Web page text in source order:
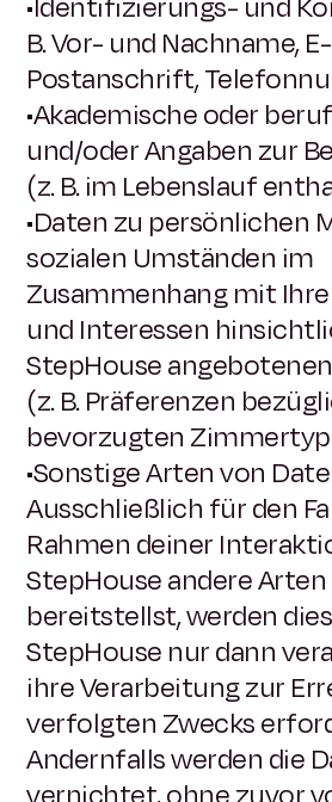
B. Vor- und Nachname,
Postanschrift,
•Akademische oder
und/oder Angaben zur
(z. B. im Lebenslauf
•Daten zu persönlichen
sozialen Umständen im
Zusammenhang mit
und Interessen
StepHouse
(z. B. Präferenzen
bevorzugten
•Sonstige Arten von
Ausschließlich für den
Rahmen deiner
StepHouse andere
bereitstellst, werden
StepHouse nur dann
ihre Verarbeitung zur
verfolgten Zwecks
Andernfalls werden die